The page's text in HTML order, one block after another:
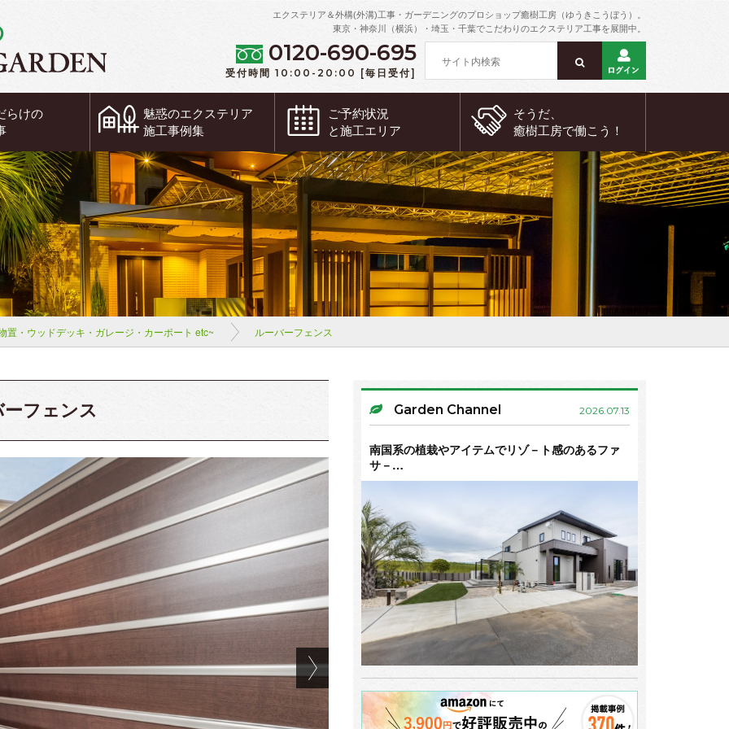
エクステリア＆外構(外溝)工事・ガーデニングのプロショップ癒樹工房（ゆうきこうぼう）。
東京・神奈川（横浜）・埼玉・千葉でこだわりのエクステリア工事を展開中。
0120-690-695
受付時間 10:00-20:00 [毎日受付]
らけの
魅惑のエクステリア
施工事例集
ご予約状況
と施工エリア
そうだ、
癒樹工房で働こう！
置・ウッドデッキ・ガレージ・カーポート etc~ ルーバーフェンス
フェンス Garden Channel 2026.07.13
南国系の植栽やアイテムでリゾ－ト感のあるファ
サ－…